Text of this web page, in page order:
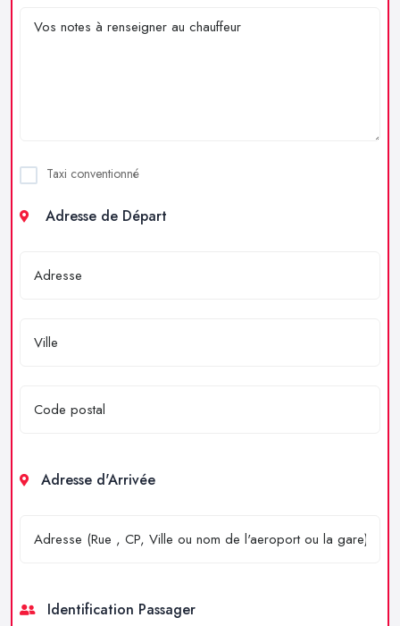
Taxi conventionné
Adresse de Départ
Adresse d'Arrivée
Identification Passager